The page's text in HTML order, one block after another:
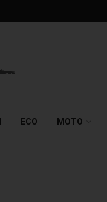
ECO MOTO